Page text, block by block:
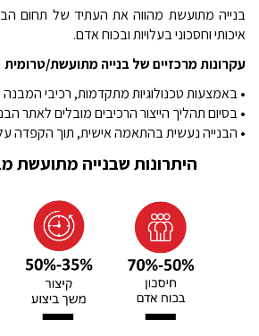
בנייה מתועשת מהווה את העתיד של תחום
איכותי וחסכוני בעלויות ובכוח אדם.
עקרונות מרכזיים של בנייה מתועשת/טרומית
•באמצעות טכנולוגיות מתקדמות, רכיבי
•בסיום תהליך הייצור הרכיבים מובלים לאתר
• הבנייה נעשית בהתאמה אישית, תוך הקפדה
היתרונות שבנייה מתועשת